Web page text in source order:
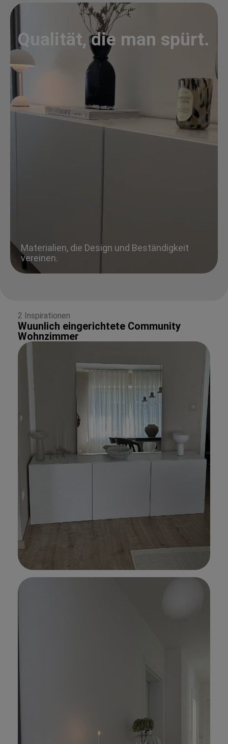
Qualität, die man spürt.
Materialien, die Design und Beständigkeit
vereinen.
2 Inspirationen
Wuunlich eingerichtete Community
Wohnzimmer